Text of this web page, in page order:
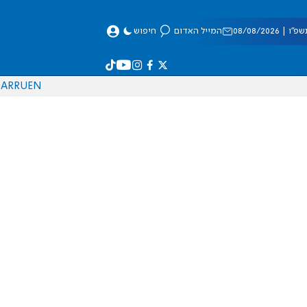
08/2026 המייל האדום חיפוש
EN
RU
AR